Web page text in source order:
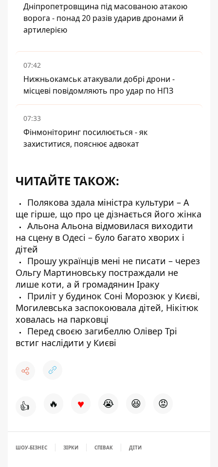
Дніпропетровщина під масованою атакою
ворога - понад 20 разів ударив дронами й
артилерією
07:42
Нижньокамськ атакували добрі дрони -
місцеві повідомляють про удар по НПЗ
07:33
Фінмоніторинг посилюється - як
захиститися, пояснює адвокат
ЧИТАЙТЕ ТАКОЖ:
Полякова здала міністра культури – А
ще гірше, що про це дізнається його жінка
Альона Альона відмовилася виходити
на сцену в Одесі – було багато хворих і
дітей
Прошу українців мені не писати – через
Ольгу Мартиновську постраждали не
лише коти, а й громадянин Іраку
Приліт у будинок Соні Морозюк у Києві,
Могилевська заспокоювала дітей, Нікітюк
ховалась на парковці
Перед своєю загибеллю Олівер Трі
встиг наслідити у Києві
👍 🔥 ♥ 😭 😆 😡
ШОУ-БІЗНЕС ЗІРКИ СПІВАК ДІТИ